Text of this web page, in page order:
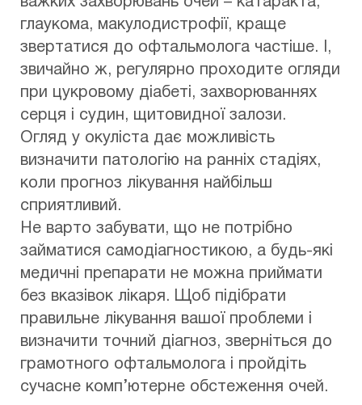
глаукома, макулодистрофії, краще
звертатися до офтальмолога частіше. І,
звичайно ж, регулярно проходите огляди
при цукровому діабеті, захворюваннях
серця і судин, щитовидної залози.
Огляд у окуліста дає можливість
визначити патологію на ранніх стадіях,
коли прогноз лікування найбільш
сприятливий.
Не варто забувати, що не потрібно
займатися самодіагностикою, а будь-які
медичні препарати не можна приймати
без вказівок лікаря. Щоб підібрати
правильне лікування вашої проблеми і
визначити точний діагноз, зверніться до
грамотного офтальмолога і пройдіть
сучасне комп’ютерне обстеження очей.